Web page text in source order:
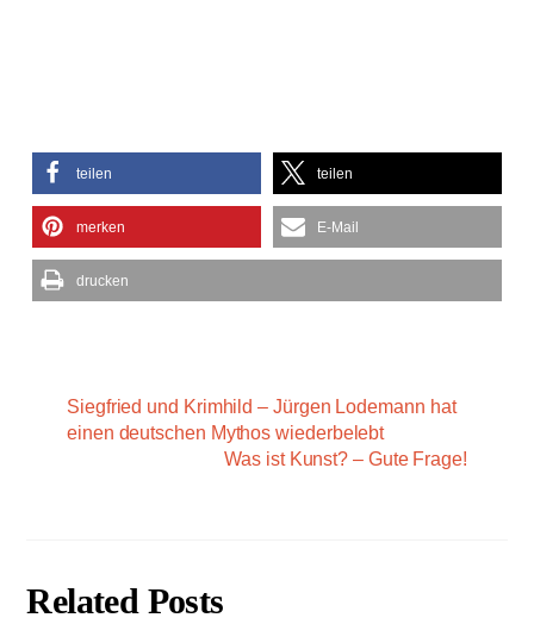
teilen teilen
merken E-Mail
drucken
Siegfried und Krimhild – Jürgen Lodemann hat
einen deutschen Mythos wiederbelebt
Was ist Kunst? – Gute Frage!
Related Posts